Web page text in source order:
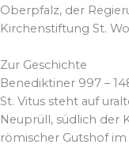
Oberpfalz, der
Kirchenstiftung St.
Zur Geschichte
Benediktiner 997 –
St. Vitus steht auf
Neuprüll, südlich der
römischer Gutshof